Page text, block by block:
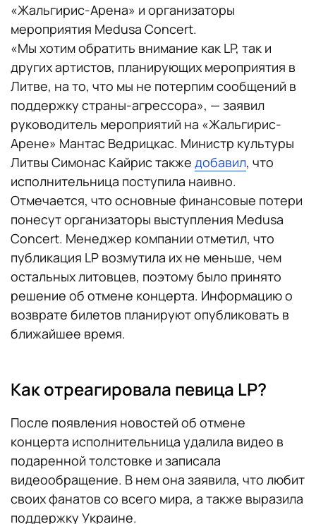
«Жальгирис-Арена» и организаторы
мероприятия Medusa Concert.
«Мы хотим обратить внимание как LP, так и
других артистов, планирующих мероприятия в
Литве, на то, что мы не потерпим сообщений в
поддержку страны-агрессора», — заявил
руководитель мероприятий на «Жальгирис-
Арене» Мантас Ведрицкас. Министр культуры
Литвы Симонас Кайрис также добавил, что
исполнительница поступила наивно.
Отмечается, что основные финансовые потери
понесут организаторы выступления Medusa
Concert. Менеджер компании отметил, что
публикация LP возмутила их не меньше, чем
остальных литовцев, поэтому было принято
решение об отмене концерта. Информацию о
возврате билетов планируют опубликовать в
ближайшее время.
Как отреагировала певица LP?
После появления новостей об отмене
концерта исполнительница удалила видео в
подаренной толстовке и записала
видеообращение. В нем она заявила, что любит
своих фанатов со всего мира, а также выразила
поддержку Украине.